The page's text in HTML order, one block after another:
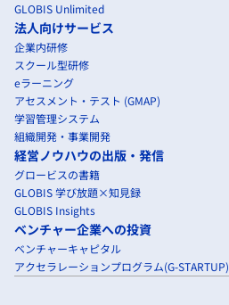
GLOBIS Unlimited
法人向けサービス
企業内研修
スクール型研修
eラーニング
アセスメント・テスト (GMAP)
学習管理システム
組織開発・事業開発
経営ノウハウの出版・発信
グロービスの書籍
GLOBIS 学び放題×知見録
GLOBIS Insights
ベンチャー企業への投資
ベンチャーキャピタル
アクセラレーションプログラム(G-STARTUP)